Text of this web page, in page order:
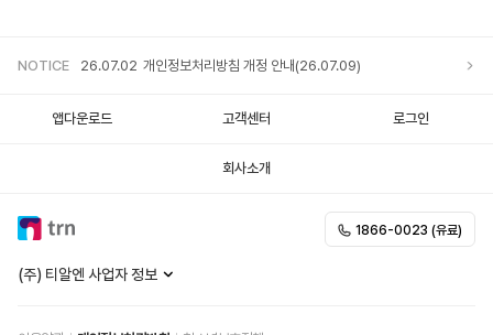
NOTICE 26.07.02 개인정보처리방침 개정 안내(26.07.09)
앱다운로드 고객센터 로그인
회사소개
(주) 티알엔 사업자 정보
1866-0023 (유료)